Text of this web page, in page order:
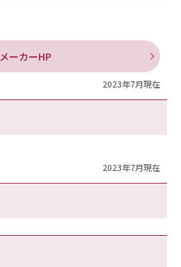
メーカーHP
2023年7月現在
2023年7月現在